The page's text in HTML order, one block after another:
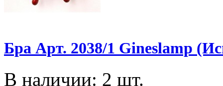
Бра Арт. 2038/1 Gineslamp
В наличии: 2 шт.